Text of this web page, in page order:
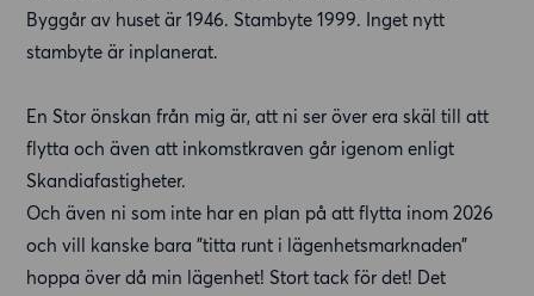
Byggår av huset är 1946. Stambyte 1999. Inget nytt
stambyte är inplanerat.
En Stor önskan från mig är, att ni ser över era skäl till att
flytta och även att inkomstkraven går igenom enligt
Skandiafastigheter.
Och även ni som inte har en plan på att flytta inom 2026
och vill kanske bara ”titta runt i lägenhetsmarknaden”
hoppa över då min lägenhet! Stort tack för det! Det